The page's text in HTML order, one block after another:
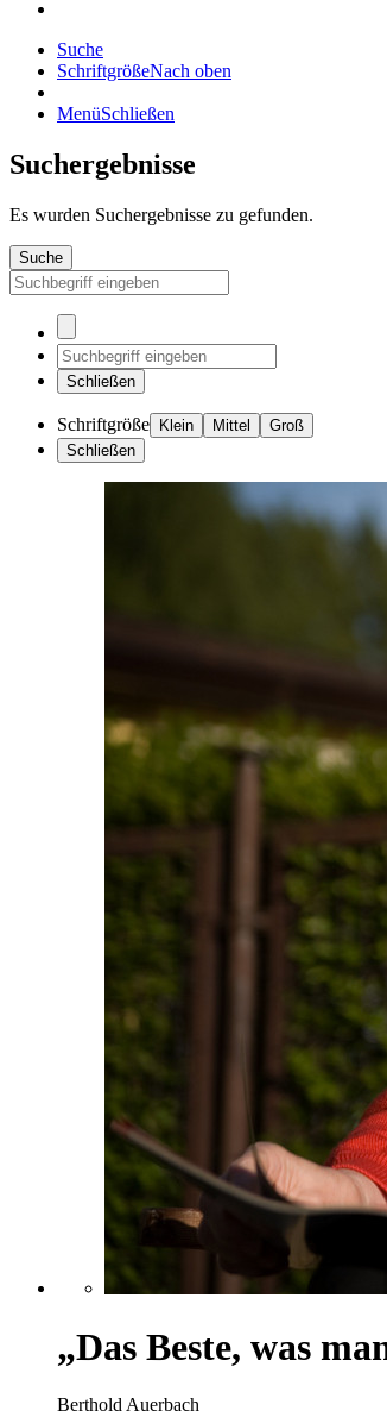
Suche
SchriftgrößeNach oben
MenüSchließen
Suchergebnisse
Es wurden Suchergebnisse zu gefunden.
Suche
Schließen
Schriftgröße Klein Mittel
Groß
Schließen
„Das Beste, was
Berthold Auerbach